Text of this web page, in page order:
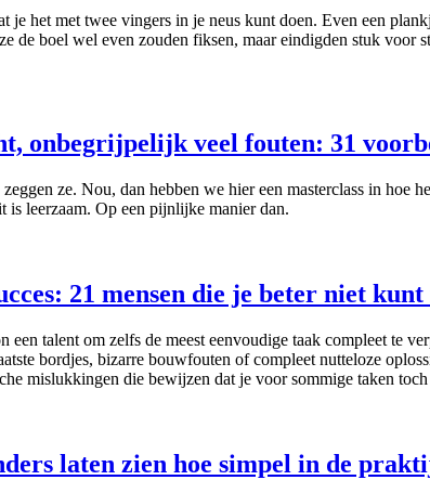
je het met twee vingers in je neus kunt doen. Even een
de boel wel even zouden fiksen, maar eindigden stuk
onbegrijpelijk veel fouten: 31
ze. Nou, dan hebben we hier een masterclass in hoe
leerzaam. Op een pijnlijke manier dan.
21 mensen die je beter niet
een talent om zelfs de meest eenvoudige taak compleet te
bordjes, bizarre bouwfouten of compleet nutteloze
mislukkingen die bewijzen dat je voor sommige taken
laten zien hoe simpel in de